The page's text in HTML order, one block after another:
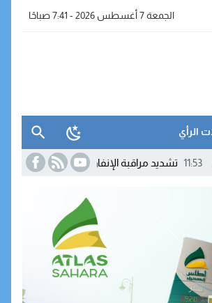
الجمعة 7 أغسطس 2026 - 7:41 صباحًا
الرأي
الإنفاق العمومي يطبع التحضيرات الأولى لمالية 2027